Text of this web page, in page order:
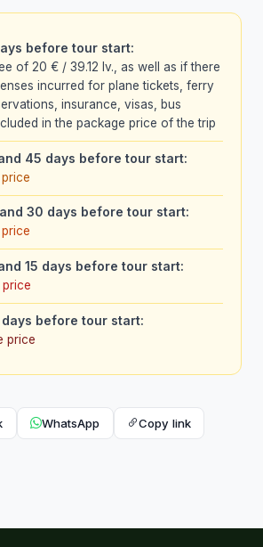
before tour start:
of 20 € / 39.12 lv., as well as if there
incurred for plane tickets, ferry
insurance, visas, bus
in the package price of the trip
45 days before tour start:
30 days before tour start:
15 days before tour start:
days before tour start:
price
WhatsApp Copy link